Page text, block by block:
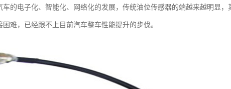
的电子化、智能化、网络化的发展，传统油位传感器的端越来越明显，
难，已经跟不上目前汽车整车性能提升的步伐。